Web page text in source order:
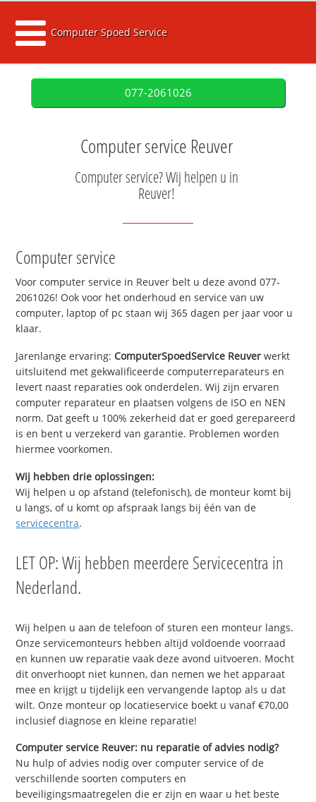
Computer Spoed Service
077-2061026
Computer service Reuver
Computer service? Wij helpen u in
Reuver!
Computer service
Voor computer service in Reuver belt u deze avond 077-
2061026! Ook voor het onderhoud en service van uw
computer, laptop of pc staan wij 365 dagen per jaar voor u
klaar.
Jarenlange ervaring:ComputerSpoedService Reuver werkt
uitsluitend met gekwalificeerde computerreparateurs en
levert naast reparaties ook onderdelen. Wij zijn ervaren
computer reparateur en plaatsen volgens de ISO en NEN
norm. Dat geeft u 100% zekerheid dat er goed gerepareerd
is en bent u verzekerd van garantie. Problemen worden
hiermee voorkomen.
Wij hebben drie oplossingen:
Wij helpen u op afstand (telefonisch), de monteur komt bij
u langs, of u komt op afspraak langs bij één van de
servicecentra.
LET OP: Wij hebben meerdere Servicecentra in
Nederland.
Wij helpen u aan de telefoon of sturen een monteur langs.
Onze servicemonteurs hebben altijd voldoende voorraad
en kunnen uw reparatie vaak deze avond uitvoeren. Mocht
dit onverhoopt niet kunnen, dan nemen we het apparaat
mee en krijgt u tijdelijk een vervangende laptop als u dat
wilt. Onze monteur op locatieservice boekt u vanaf €70,00
inclusief diagnose en kleine reparatie!
Computer service Reuver: nu reparatie of advies nodig?
Nu hulp of advies nodig over computer service of de
verschillende soorten computers en
beveiligingsmaatregelen die er zijn en waar u het beste